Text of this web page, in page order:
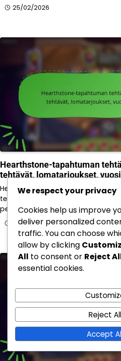
25/02/2026
Hearthstone-tapahtuman
tehtävät, lomatarjoukset,
Hearthstone-tapahtumatehtävät
tehtäviä, jotka on tarkoitettu
pelitapahtumissa, ja ne tarjoavat
11/03/2026
We respect your privacy
Cookies help us improve
deliver personalized
traffic. You can choose
allow by clicking
All to consent or Reject
essential cookies.
Reject All
Accept